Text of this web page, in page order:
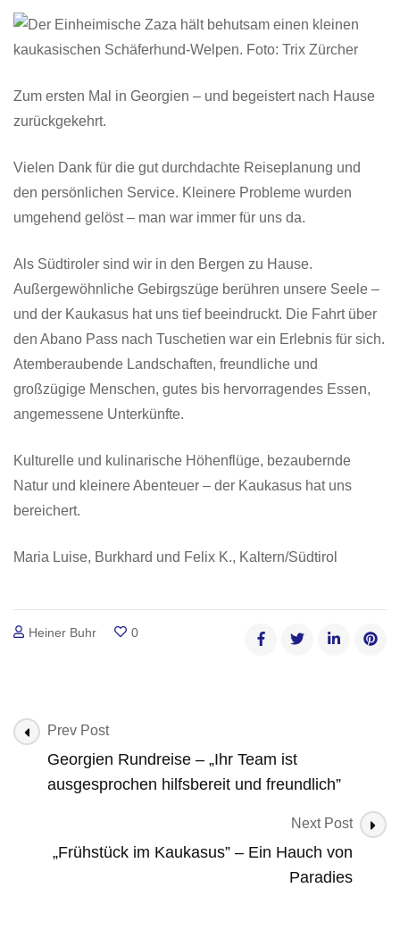
Zum ersten Mal in Georgien – und begeistert nach Hause
zurückgekehrt.
Vielen Dank für die gut durchdachte Reiseplanung und
den persönlichen Service. Kleinere Probleme wurden
umgehend gelöst – man war immer für uns da.
Als Südtiroler sind wir in den Bergen zu Hause.
Außergewöhnliche Gebirgszüge berühren unsere Seele –
und der Kaukasus hat uns tief beeindruckt. Die Fahrt über
den Abano Pass nach Tuschetien war ein Erlebnis für sich.
Atemberaubende Landschaften, freundliche und
großzügige Menschen, gutes bis hervorragendes Essen,
angemessene Unterkünfte.
Kulturelle und kulinarische Höhenflüge, bezaubernde
Natur und kleinere Abenteuer – der Kaukasus hat uns
bereichert.
Maria Luise, Burkhard und Felix K., Kaltern/Südtirol
Heiner Buhr 0
Post
Navigation
Prev Post
Georgien Rundreise – „Ihr Team ist
ausgesprochen hilfsbereit und freundlich”
Next Post
„Frühstück im Kaukasus” – Ein Hauch von
Paradies